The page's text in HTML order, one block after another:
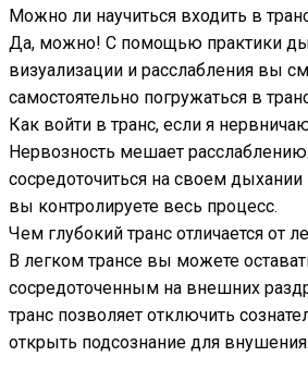
Можно ли научиться входить в
Да, можно! С помощью практики
визуализации и расслабления вы
самостоятельно погружаться в
Как войти в транс, если я
Нервозность мешает
сосредоточиться на своем дыхании
вы контролируете весь процесс.
Чем глубокий транс отличается от
В легком трансе вы можете
сосредоточенным на внешних
транс позволяет отключить
открыть подсознание для внушения.